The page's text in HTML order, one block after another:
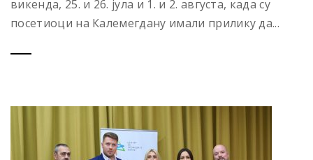
викенда, 25. и 26. јула и 1. и 2. августа, када су
посетиоци на Калемегдану имали прилику да...